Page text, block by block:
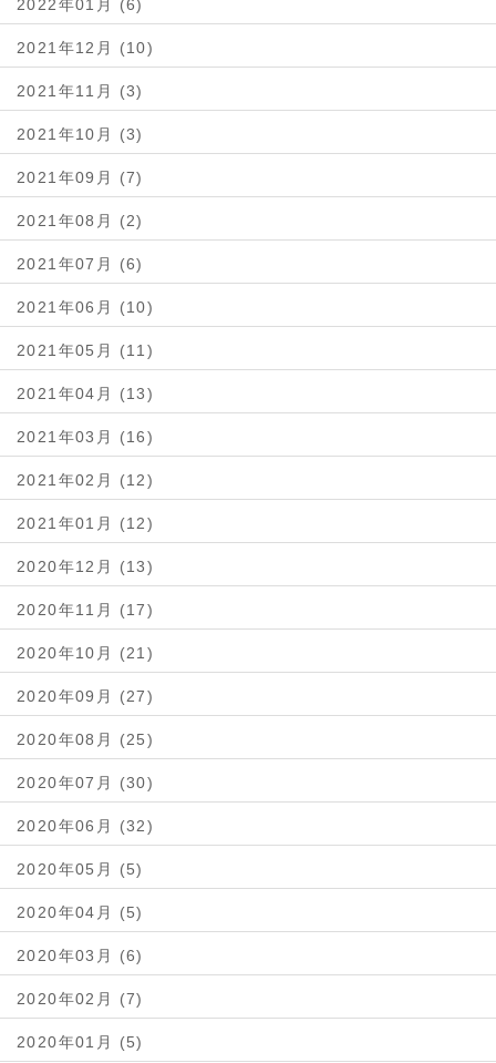
2022年01月 (6)
2021年12月 (10)
2021年11月 (3)
2021年10月 (3)
2021年09月 (7)
2021年08月 (2)
2021年07月 (6)
2021年06月 (10)
2021年05月 (11)
2021年04月 (13)
2021年03月 (16)
2021年02月 (12)
2021年01月 (12)
2020年12月 (13)
2020年11月 (17)
2020年10月 (21)
2020年09月 (27)
2020年08月 (25)
2020年07月 (30)
2020年06月 (32)
2020年05月 (5)
2020年04月 (5)
2020年03月 (6)
2020年02月 (7)
2020年01月 (5)